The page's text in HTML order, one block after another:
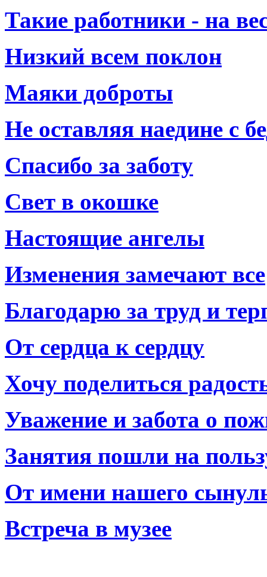
Такие работники - на
Низкий всем поклон
Маяки доброты
Не оставляя наедине с
Спасибо за заботу
Свет в окошке
Настоящие ангелы
Изменения замечают все
Благодарю за труд и
От сердца к сердцу
Хочу поделиться
Уважение и забота о
Занятия пошли на
От имени нашего
Встреча в музее